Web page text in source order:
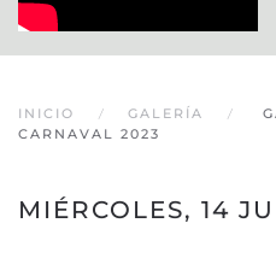
INICIO GALERÍA
CARNAVAL 2023
MIÉRCOLES, 14